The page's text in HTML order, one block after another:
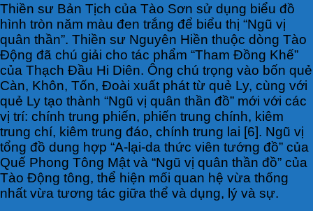
Thiền sư Bản Tịch của Tào Sơn sử dụng biểu đồ
hình tròn năm màu đen trắng để biểu thị “Ngũ vị
quân thần”. Thiền sư Nguyên Hiền thuộc dòng Tào
Động đã chú giải cho tác phẩm “Tham Đồng Khế”
của Thạch Đầu Hi Diên. Ông chú trọng vào bốn quẻ
Càn, Khôn, Tốn, Đoài xuất phát từ quẻ Ly, cùng với
quẻ Ly tạo thành “Ngũ vị quân thần đồ” mới với các
vị trí: chính trung phiến, phiến trung chính, kiêm
trung chí, kiêm trung đáo, chính trung lai [6]. Ngũ vị
tổng đồ dung hợp “A-lại-da thức viên tướng đồ” của
Quế Phong Tông Mật và “Ngũ vị quân thần đồ” của
Tào Động tông, thể hiện mối quan hệ vừa thống
nhất vừa tương tác giữa thể và dụng, lý và sự.